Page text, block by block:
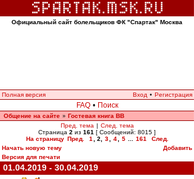
Официальный сайт болельщиков ФК "Спартак" Москва
Полная версия Вход • Регистрация
FAQ • Поиск
Общение на сайте » Гостевая книга ВВ
Пред. тема | След. тема
Страница 2 из 161 [ Сообщений: 8015 ]
На страницу Пред. 1 2 3 4 5 161
След.
Начать новую тему
Добавить
Версия для печати
01.04.2019 - 30.04.2019